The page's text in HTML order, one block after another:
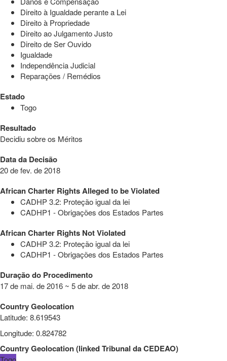
Direito à Igualdade perante a Lei
Direito à Propriedade
Direito ao Julgamento Justo
Direito de Ser Ouvido
Igualdade
Independência Judicial
Reparações / Remédios
Estado
Togo
Resultado
Decidiu sobre os Méritos
Data da Decisão
20 de fev. de 2018
African Charter Rights Alleged to be Violated
CADHP 3.2: Proteção igual da lei
CADHP1 - Obrigações dos Estados Partes
African Charter Rights Not Violated
CADHP 3.2: Proteção igual da lei
CADHP1 - Obrigações dos Estados Partes
Duração do Procedimento
17 de mai. de 2016 ~ 5 de abr. de 2018
Country Geolocation
Latitude: 8.619543
Longitude: 0.824782
Country Geolocation(linkedTribunal da CEDEAO)